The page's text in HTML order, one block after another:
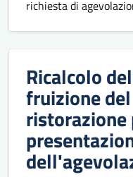
richiesta di
Ricalcolo
fruizione
ristorazione